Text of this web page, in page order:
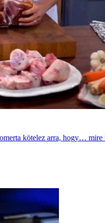
kötelez arra, hogy… mire